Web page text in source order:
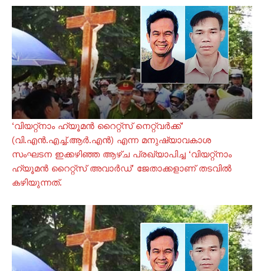
‘വിയറ്റ്‌നാം ഹ്യൂമന്‍ റൈറ്റ്സ് നെറ്റ്‌വര്‍ക്ക്’
(വി.എന്‍.എച്ച്.ആര്‍.എന്‍) എന്ന മനുഷ്യാവകാശ
സംഘടന ഇക്കഴിഞ്ഞ ആഴ്ച പ്രഖ്യാപിച്ച ‘വിയറ്റ്നാം
ഹ്യൂമന്‍ റൈറ്റ്സ് അവാര്‍ഡ്’ ജേതാക്കളാണ് തടവില്‍
കഴിയുന്നത്.